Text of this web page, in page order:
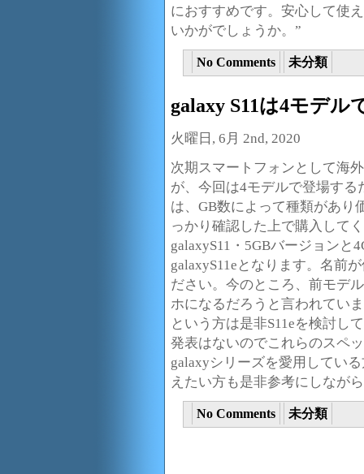
におすすめです。安心して使
いかがでしょうか。”
No Comments 未分類
galaxy S11は4モデル
火曜日, 6月 2nd, 2020
次期スマートフォンとして海
が、今回は4モデルで登場す
は、GB数によって種類があり
っかり確認した上で購入して
galaxyS11・5GBバージョンと
galaxyS11eとなります。名前
ださい。今のところ、前モデ
ホになるだろうと言われてい
という方は是非S11eを検討し
発表はないのでこれらのスペ
galaxyシリーズを愛用してい
えたい方も是非参考にしなが
No Comments 未分類